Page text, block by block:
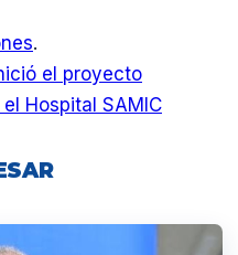
.
el proyecto
Hospital SAMIC